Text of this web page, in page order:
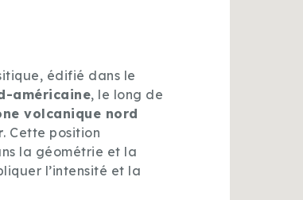
édifié dans le
américaine, le long de
volcanique nord
. Cette position
la géométrie et la
l’intensité et la